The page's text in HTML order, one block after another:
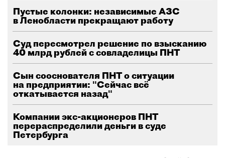
Пустые колонки: независимые АЗС
в Ленобласти прекращают работу
Суд пересмотрел решение по взысканию
40 млрд рублей с совладелицы ПНТ
Сын сооснователя ПНТ о ситуации
на предприятии: "Сейчас всё
откатывается назад"
Компании экс-акционеров ПНТ
перераспределили деньги в суде
Петербурга